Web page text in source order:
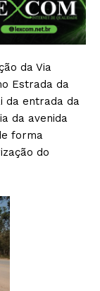
da Via
Estrada da
da entrada da
da avenida
forma
do